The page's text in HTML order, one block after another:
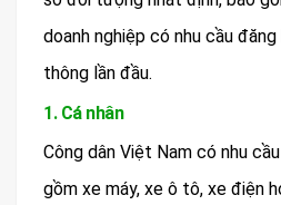
doanh nghiệp có nhu cầu
thông lần đầu.
1. Cá nhân
Công dân Việt Nam có nhu
gồm xe máy, xe ô tô, xe điện